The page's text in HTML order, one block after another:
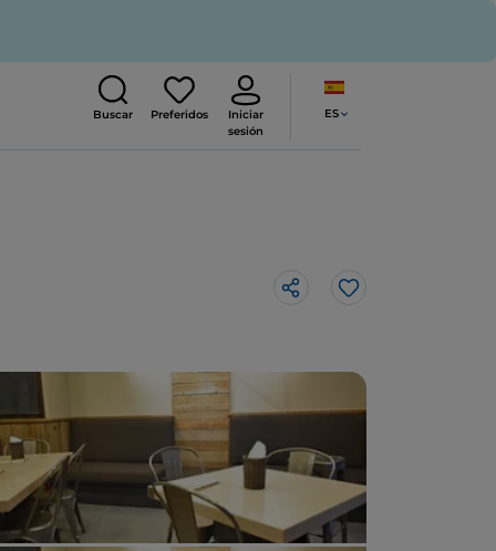
Buscar Preferidos
Iniciar
sesión
ES
Me gusta